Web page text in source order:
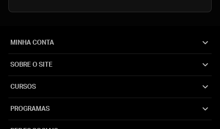
MINHA CONTA
SOBRE O SITE
CURSOS
PROGRAMAS